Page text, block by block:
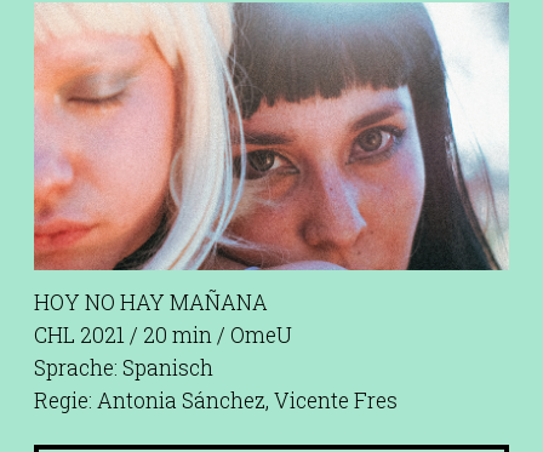
HOY NO HAY MAÑANA
CHL 2021 / 20 min / OmeU
Sprache: Spanisch
Regie: Antonia Sánchez, Vicente Fres